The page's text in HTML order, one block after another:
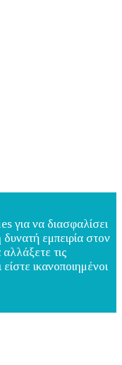
για να διασφαλίσει
εμπειρία στον
τις
ικανοποιημένοι